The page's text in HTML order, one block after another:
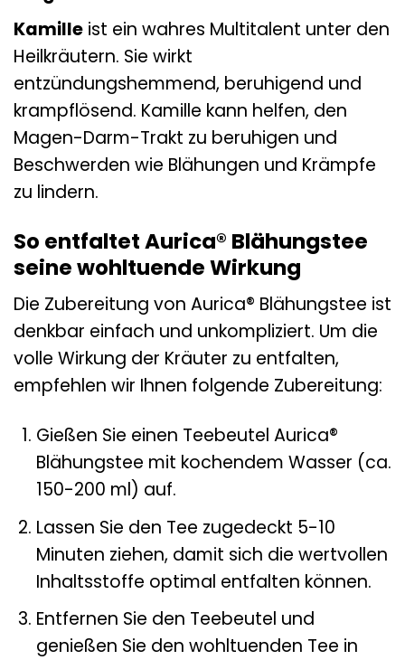
Kamille ist ein wahres Multitalent unter den
Heilkräutern. Sie wirkt
entzündungshemmend, beruhigend und
krampflösend. Kamille kann helfen, den
Magen-Darm-Trakt zu beruhigen und
Beschwerden wie Blähungen und Krämpfe
zu lindern.
So entfaltet Aurica® Blähungstee
seine wohltuende Wirkung
Die Zubereitung von Aurica® Blähungstee ist
denkbar einfach und unkompliziert. Um die
volle Wirkung der Kräuter zu entfalten,
empfehlen wir Ihnen folgende Zubereitung:
Gießen Sie einen Teebeutel Aurica®
Blähungstee mit kochendem Wasser (ca.
150-200 ml) auf.
Lassen Sie den Tee zugedeckt 5-10
Minuten ziehen, damit sich die wertvollen
Inhaltsstoffe optimal entfalten können.
Entfernen Sie den Teebeutel und
genießen Sie den wohltuenden Tee in